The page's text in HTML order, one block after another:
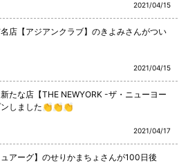
2021/04/15
店【アジアンクラブ】のきよみさんがつい
2021/04/15
たな店【THE NEWYORK -ザ・ニューヨー
ンしました👏👏👏
2021/04/17
アーグ】のせりかまちょさんが100日後